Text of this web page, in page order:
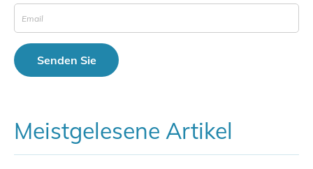
Meistgelesene Artikel